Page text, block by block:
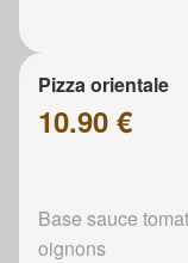
Pizza orientale
10.90 €
Base sauce
oignons